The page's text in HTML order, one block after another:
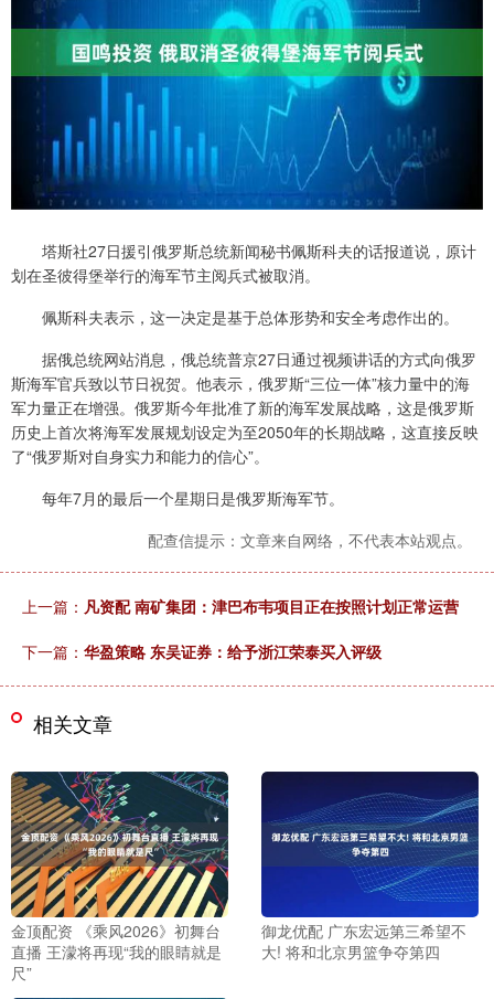
塔斯社27日援引俄罗斯总统新闻秘书佩斯科夫的话报道说，原计
划在圣彼得堡举行的海军节主阅兵式被取消。
佩斯科夫表示，这一决定是基于总体形势和安全考虑作出的。
据俄总统网站消息，俄总统普京27日通过视频讲话的方式向俄罗
斯海军官兵致以节日祝贺。他表示，俄罗斯“三位一体”核力量中的海
军力量正在增强。俄罗斯今年批准了新的海军发展战略，这是俄罗斯
历史上首次将海军发展规划设定为至2050年的长期战略，这直接反映
了“俄罗斯对自身实力和能力的信心”。
每年7月的最后一个星期日是俄罗斯海军节。
配查信提示：文章来自网络，不代表本站观点。
上一篇： 凡资配 南矿集团：津巴布韦项目正在按照计划正常运营
下一篇： 华盈策略 东吴证券：给予浙江荣泰买入评级
相关文章
金顶配资 《乘风2026》初舞台
直播 王濛将再现“我的眼睛就是
尺”
御龙优配 广东宏远第三希望不
大! 将和北京男篮争夺第四